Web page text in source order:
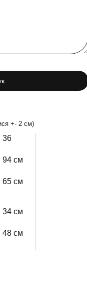
+- 2 см)
36
94 см
65 см
34 см
48 см